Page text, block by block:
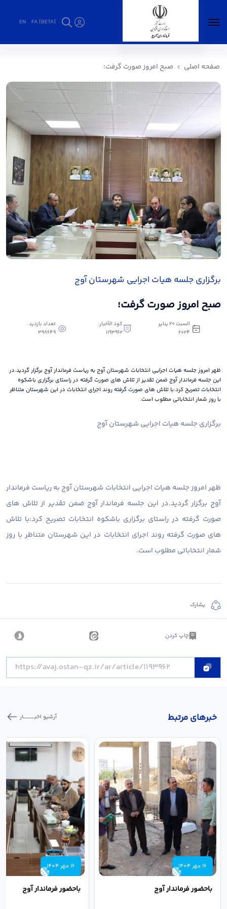
FA [BETA]
EN
صفحه اصلی صبح امروز صورت گرفت؛
برگزاری جلسه هیات اجرایی شهرستان آوج
صبح امروز صورت گرفت؛
السبت ٢٠ يناير
٢٠٢٤
كود الأخبار:
1193962
تعداد بازدید :
398649
ظهر امروز جلسه هیات اجرایی انتخابات شهرستان آوج به ریاست فرماندار آوج برگزار گردید.در
این جلسه فرماندار آوج ضمن تقدیر از تلاش های صورت گرفته در راستای برگزاری باشکوه
انتخابات تصریح کرد:با تلاش های صورت گرفته روند اجرای انتخابات در این شهرستان متناظر
با روز شمار انتخاباتی مطلوب است.
برگزاری جلسه هیات اجرایی شهرستان آوج
ظهر امروز جلسه هیات اجرایی انتخابات شهرستان آوج به ریاست فرماندار
آوج برگزار گردید.در این جلسه فرماندار آوج ضمن تقدیر از تلاش های
صورت گرفته در راستای برگزاری باشکوه انتخابات تصریح کرد:با تلاش
های صورت گرفته روند اجرای انتخابات در این شهرستان متناظر با روز
شمار انتخاباتی مطلوب است.
يشارك
چاپ کردن
خبر‌های مرتبط آرشیو اخبـــــــــــار
16 مهر 1404
باحضور فرماندار آوج
16 مهر 1404
باحضور فرماندار آوج